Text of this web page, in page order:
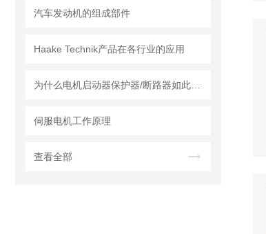
汽车发动机的组成部件
Haake Technik产品在各行业的应用
伺服电机工作原理
查看全部